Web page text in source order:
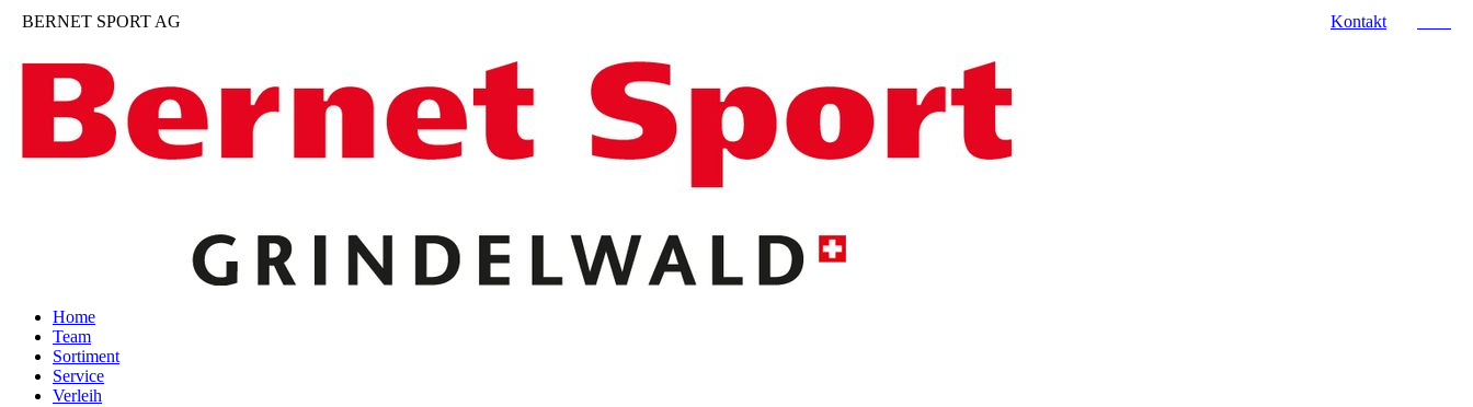
BERNET SPORT AG Kontakt
Home
Team
Sortiment
Service
Verleih